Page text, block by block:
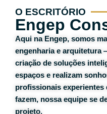
O ESCRITÓRIO
Engep
Aqui na Engep, somos
engenharia e arquitetura
criação de soluções
espaços e realizam
profissionais experientes
fazem, nossa equipe se
projeto.